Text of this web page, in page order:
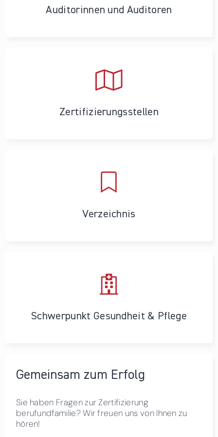
Auditorinnen und Auditoren
Zertifizierungs­stellen
Verzeichnis
Schwerpunkt Gesundheit & Pflege
Gemeinsam zum Erfolg
Sie haben Fragen zur Zertifizierung
berufundfamilie? Wir freuen uns von Ihnen zu
hören!